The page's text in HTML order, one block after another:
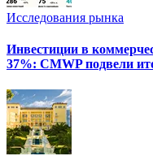
Исследования рынка
Инвестиции в
37%: CMWP подвели